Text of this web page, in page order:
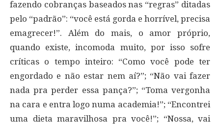
fazendo cobranças baseados nas “regras” ditadas
pelo “padrão”: “você está gorda e horrível, precisa
emagrecer!”. Além do mais, o amor próprio,
quando existe, incomoda muito, por isso sofre
críticas o tempo inteiro: “Como você pode ter
engordado e não estar nem aí?”; “Não vai fazer
nada pra perder essa pança?”; “Toma vergonha
na cara e entra logo numa academia!”; “Encontrei
uma dieta maravilhosa pra você!”; “Nossa, vai